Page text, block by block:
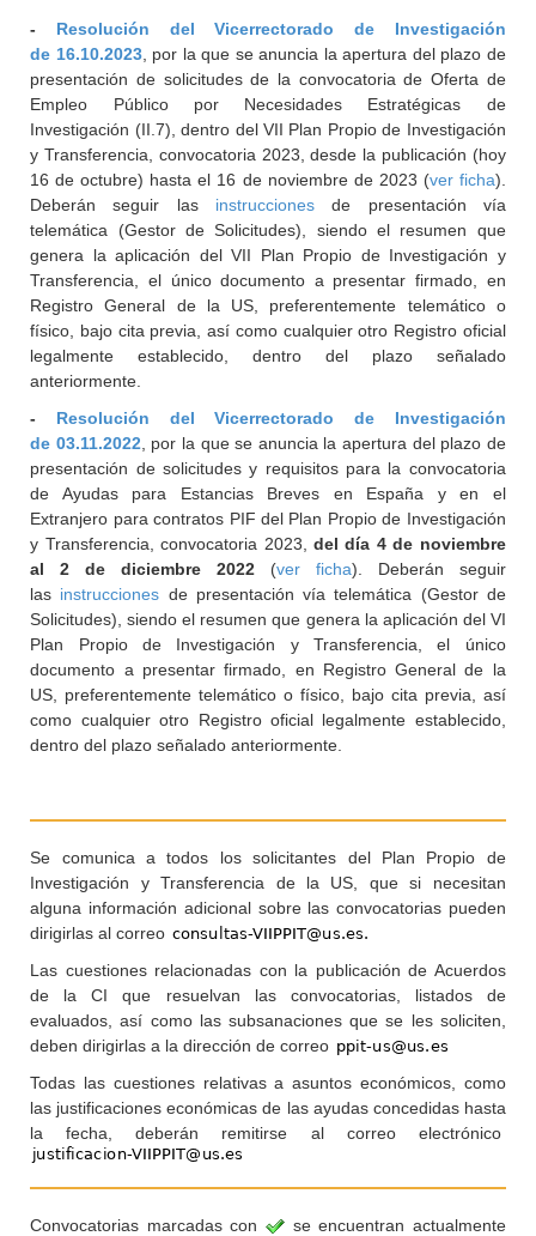
- Resolución del Vicerrectorado de Investigación
de 16.10.2023, por la que se anuncia la apertura del plazo de
presentación de solicitudes de la convocatoria de Oferta de
Empleo Público por Necesidades Estratégicas de
Investigación (II.7), dentro del VII Plan Propio de Investigación
y Transferencia, convocatoria 2023, desde la publicación (hoy
16 de octubre) hasta el 16 de noviembre de 2023 (ver ficha).
Deberán seguir las instrucciones de presentación vía
telemática (Gestor de Solicitudes), siendo el resumen que
genera la aplicación del VII Plan Propio de Investigación y
Transferencia, el único documento a presentar firmado, en
Registro General de la US, preferentemente telemático o
físico, bajo cita previa, así como cualquier otro Registro oficial
legalmente establecido, dentro del plazo señalado
anteriormente.
- Resolución del Vicerrectorado de Investigación
de 03.11.2022, por la que se anuncia la apertura del plazo de
presentación de solicitudes y requisitos para la convocatoria
de Ayudas para Estancias Breves en España y en el
Extranjero para contratos PIF del Plan Propio de Investigación
y Transferencia, convocatoria 2023, del día 4 de noviembre
al 2 de diciembre 2022 (ver ficha). Deberán seguir
las instrucciones de presentación vía telemática (Gestor de
Solicitudes), siendo el resumen que genera la aplicación del VI
Plan Propio de Investigación y Transferencia, el único
documento a presentar firmado, en Registro General de la
US, preferentemente telemático o físico, bajo cita previa, así
como cualquier otro Registro oficial legalmente establecido,
dentro del plazo señalado anteriormente.
Se comunica a todos los solicitantes del Plan Propio de
Investigación y Transferencia de la US, que si necesitan
alguna información adicional sobre las convocatorias pueden
dirigirlas al correo
Las cuestiones relacionadas con la publicación de Acuerdos
de la CI que resuelvan las convocatorias, listados de
evaluados, así como las subsanaciones que se les soliciten,
deben dirigirlas a la dirección de correo
Todas las cuestiones relativas a asuntos económicos, como
las justificaciones económicas de las ayudas concedidas hasta
la fecha, deberán remitirse al correo electrónico
Convocatorias marcadas con
se encuentran actualmente